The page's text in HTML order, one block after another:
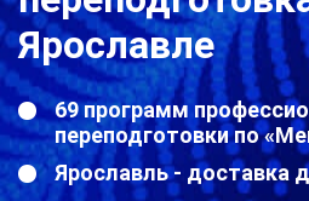
Ярославле
69 программ
переподготовки по
Ярославль - доставка